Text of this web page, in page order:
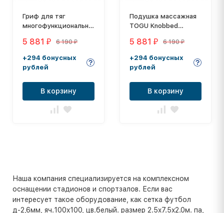
Гриф для тяг
многофункциональный
5 881 ₽ 6 190₽
+294 бонусных
рублей
В корзину
Подушка массажная
TOGU Knobbed
5 881 ₽ 6 190₽
+294 бонусных
рублей
В корзину
Наша компания специализируется на комплексном
оснащении стадионов и спортзалов. Если вас
интересует такое оборудование, как сетка футбол
д-2,6мм, яч.100x100, цв.белый. размер 2.5x7.5x2.0м. па,